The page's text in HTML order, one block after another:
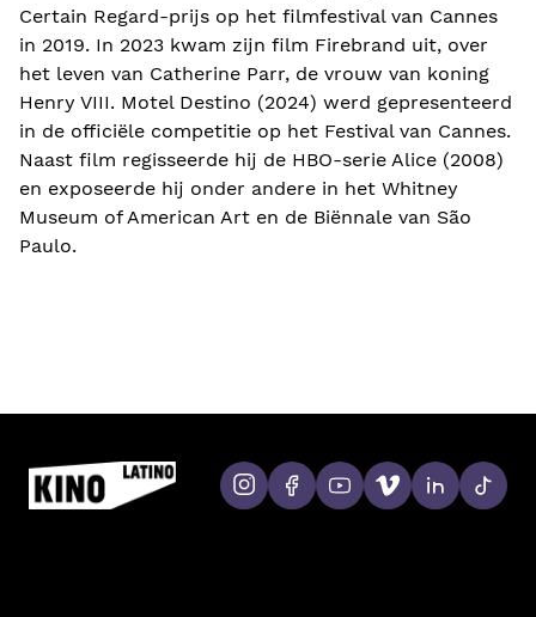
Certain Regard-prijs op het filmfestival van Cannes
in 2019. In 2023 kwam zijn film Firebrand uit, over
het leven van Catherine Parr, de vrouw van koning
Henry VIII. Motel Destino (2024) werd gepresenteerd
in de officiële competitie op het Festival van Cannes.
Naast film regisseerde hij de HBO-serie Alice (2008)
en exposeerde hij onder andere in het Whitney
Museum of American Art en de Biënnale van São
Paulo.